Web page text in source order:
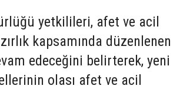
yetkilileri, afet ve acil
kapsamında düzenlenen
edeceğini belirterek, yeni
olası afet ve acil